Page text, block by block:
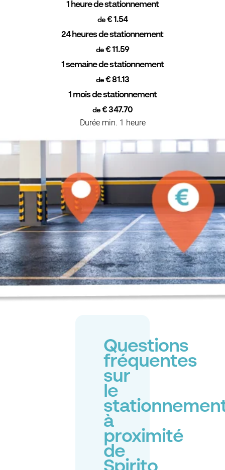
1 heure de stationnement
de€ 1.54
24 heures de stationnement
de€ 11.59
1 semaine de stationnement
de € 81.13
1 mois de stationnement
de € 347.70
Durée min. 1 heure
Questions
fréquentes
sur
le
à
proximité
de